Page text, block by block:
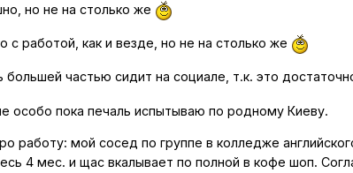
но не на столько же
с работой, как и везде, но не на столько же
большей частью сидит на социале, т.к. это
особо пока печаль испытываю по родному Киеву.
работу: мой сосед по группе в колледже
4 мес. и щас вкалывает по полной в кофе шоп.